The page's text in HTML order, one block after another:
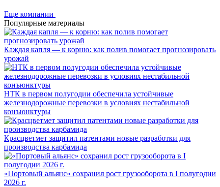
Еще компании
Популярные материалы
Каждая капля — к корню: как полив помогает прогнозировать
урожай
НТК в первом полугодии обеспечила устойчивые
железнодорожные перевозки в условиях нестабильной
конъюнктуры
Красцветмет защитил патентами новые разработки для
производства карбамида
«Портовый альянс» сохранил рост грузооборота в I полугодии
2026 г.